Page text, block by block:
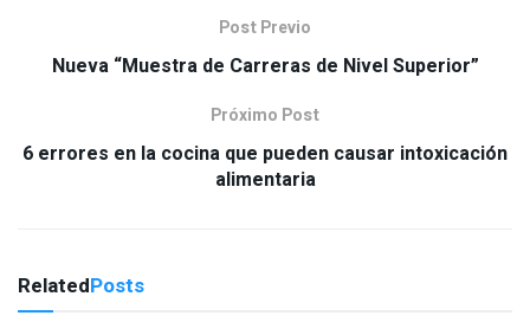
Post Previo
Nueva “Muestra de Carreras de Nivel Superior”
Próximo Post
6 errores en la cocina que pueden causar intoxicación
alimentaria
RelatedPosts